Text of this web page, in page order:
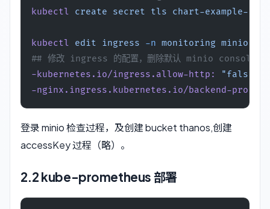
kubectl create secret tls chart-example-tls
kubectl edit ingress -n monitoring minio-
## 修改 ingress 的配置，删除默认 minio console 如
-kubernetes.io/ingress.allow-http:
"false"
-nginx.ingress.kubernetes.io/backend-
登录 minio 检查过程，及创建 bucket thanos,创建
accessKey 过程（略）。
2.2 kube-prometheus 部署